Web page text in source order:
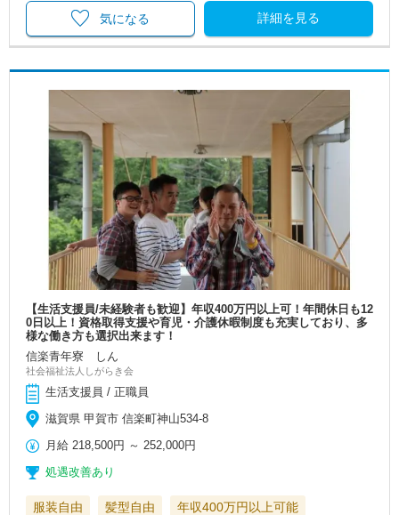
詳細を見る
気になる
【生活支援員/未経験者も歓迎】年収400万円以上可！年間休日も12
0日以上！資格取得支援や育児・介護休暇制度も充実しており、多
様な働き方も選択出来ます！
信楽青年寮 しん
社会福祉法人しがらき会
生活支援員 / 正職員
滋賀県 甲賀市 信楽町神山534-8
月給 218,500円 ～ 252,000円
処遇改善あり
服装自由 髪型自由
年収400万円以上可能